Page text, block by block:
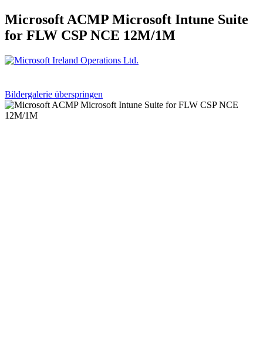
Microsoft ACMP Microsoft Intune Suite
for FLW CSP NCE 12M/1M
Bildergalerie überspringen